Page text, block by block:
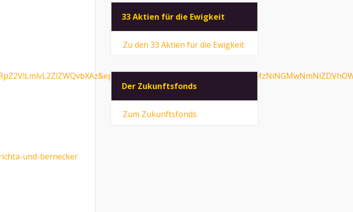
und-bernecker
33 Aktien für die Ewigkeit
Zu den 33 Aktien für die Ewigkeit
Der Zukunftsfonds
Zum Zukunftsfonds